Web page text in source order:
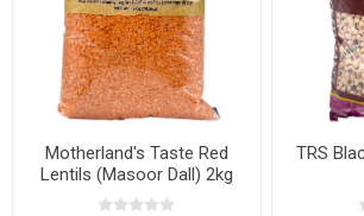
Motherland's Taste Red
Lentils (Masoor Dall) 2kg
TRS